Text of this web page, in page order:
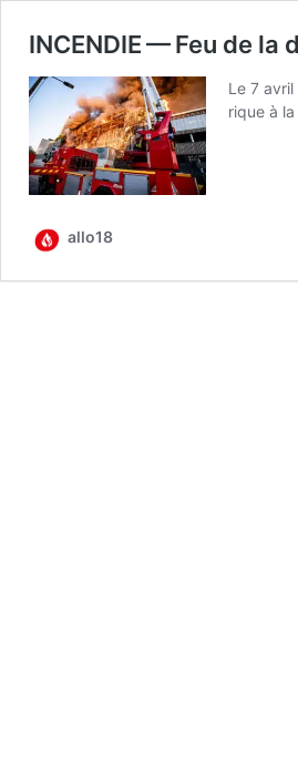
INCENDIE — Feu de
Le 7
rique à
allo18